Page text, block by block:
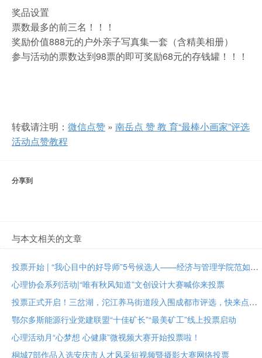
奖品设置
票数最多的前三名！！！
奖励价值888元的户外亲子写真集一套（含精美相册）
参与活动的票数达到98票的即可奖励68元的存钱罐！！！
转载请注明： 微信点赞 » 南岳点 赞 教 育“最棒小画家”评选
活动点赞教程
分享到
与本文相关的文章
投票开始 | “我心目中的好导师”5号候选人——经济与管理学院范如国教授
心理协会系列活动|“唯有秋风知道”文创设计大赛喊你来投票
投票正式开启！三岔湖，沱江养马街道段入围成都市评选，快来点赞助力吧
鄂尔多斯能源行业党建联盟“十佳矿长”“最美矿工”线上投票启动
心理活动月“心梦想 心健康”微视频大赛开始投票啦！
桐城7部作品入选安庆市人才风采短视频暨摄影大赛网络投票